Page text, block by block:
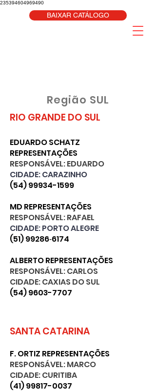
235394604969490
BAIXAR CATÁLOGO
Região SUL
RIO GRANDE DO SUL
EDUARDO SCHATZ
REPRESENTAÇÕES
RESPONSÁVEL: EDUARDO
CIDADE: CARAZINHO
(54) 99934-1599
MD REPRESENTAÇÕES
RESPONSÁVEL: RAFAEL
CIDADE: PORTO ALEGRE
(51) 99286‑6174
ALBERTO REPRESENTAÇÕES
RESPONSÁVEL: CARLOS
CIDADE: CAXIAS DO SUL
(54) 9603-7707
SANTA CATARINA
F. ORTIZ REPRESENTAÇÕES
RESPONSÁVEL: MARCO
CIDADE: CURITIBA
(41) 99817-0037